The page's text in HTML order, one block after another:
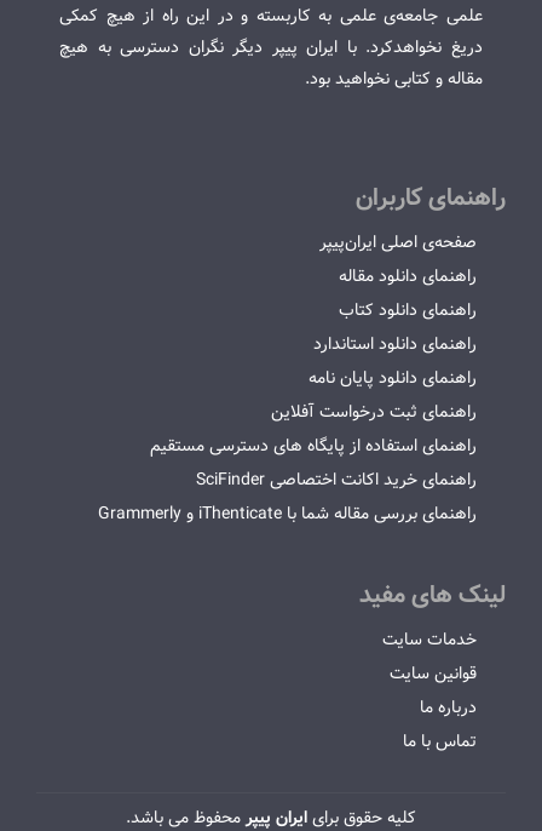
علمی جامعه‌ی علمی به کاربسته و در این راه از هیچ کمکی
دریغ نخواهدکرد. با ایران پیپر دیگر نگران دسترسی به هیچ
مقاله و کتابی نخواهید بود.
راهنمای کاربران
صفحه‌ی اصلی ایران‌پیپر
راهنمای دانلود مقاله
راهنمای دانلود کتاب
راهنمای دانلود استاندارد
راهنمای دانلود پایان نامه
راهنمای ثبت درخواست آفلاین
راهنمای استفاده از پایگاه های دسترسی مستقیم
راهنمای خرید اکانت اختصاصی SciFinder
راهنمای بررسی مقاله شما با iThenticate و Grammerly
لینک های مفید
خدمات سایت
قوانین سایت
درباره ما
تماس با ما
کلیه حقوق برایایران پیپرمحفوظ می باشد.